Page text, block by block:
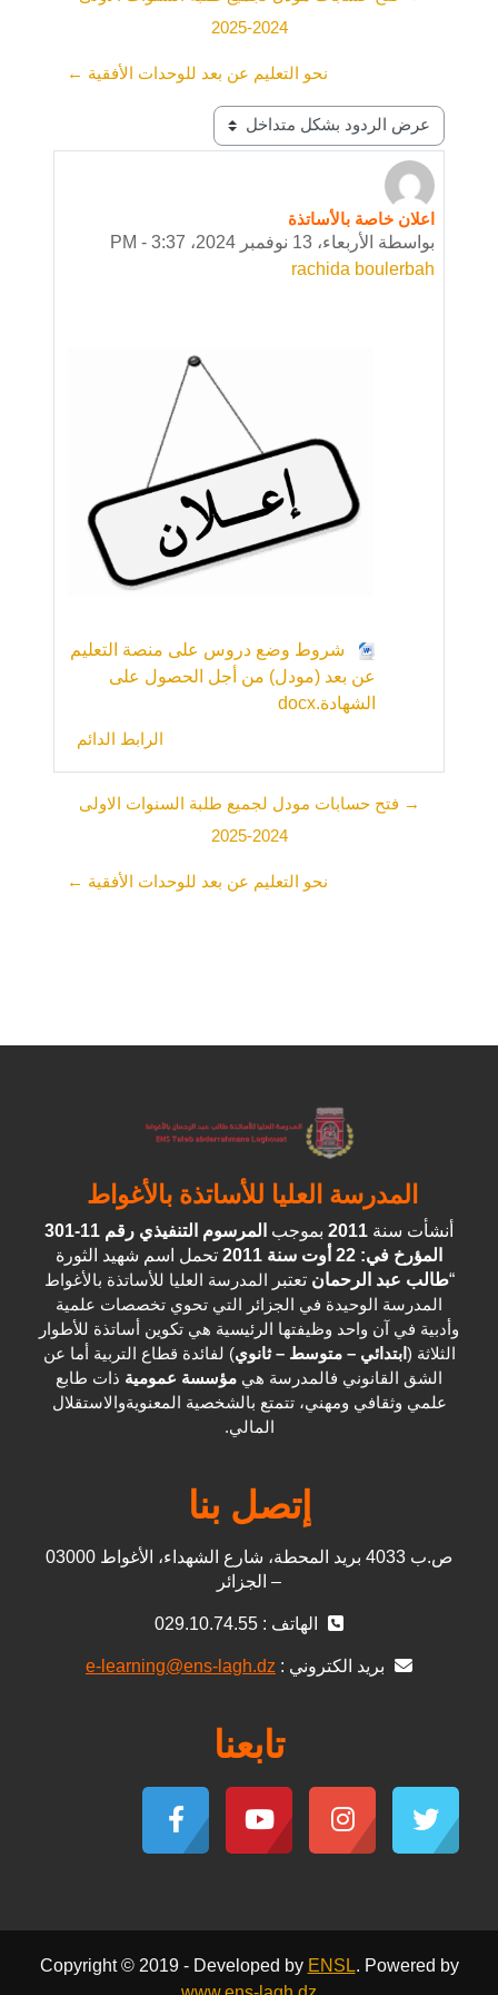
2024-2025
نحو التعليم عن بعد للوحدات الأفقية ←
نمط العرض
اعلان خاصة بالأساتذة
بواسطة الأربعاء، 13 نوفمبر 2024، 3:37 PM
-
rachida boulerbah
عدد الردود: 0
شروط وضع دروس على منصة التعليم
عن بعد (مودل) من أجل الحصول على
الشهادة.docx
الرابط الدائم
→ فتح حسابات مودل لجميع طلبة السنوات الاولى
2024-2025
نحو التعليم عن بعد للوحدات الأفقية ←
المدرسة العليا للأساتذة بالأغواط
أنشأت سنة 2011 بموجب
المرسوم التنفيذي رقم 11-301
المؤرخ في: 22 أوت سنة 2011
تحمل اسم شهيد الثورة
“طالب عبد الرحمان تعتبر المدرسة العليا للأساتذة بالأغواط
المدرسة الوحيدة في الجزائر التي تحوي تخصصات علمية
وأدبية في آن واحد وظيفتها الرئيسية هي تكوين أساتذة للأطوار
الثلاثة ( ابتدائي – متوسط – ثانوي) لفائدة قطاع التربية أما عن
الشق القانوني فالمدرسة هي مؤسسة عمومية ذات طابع
علمي وثقافي ومهني، تتمتع بالشخصية المعنويةوالاستقلال
المالي.
إتصل بنا
ص.ب 4033 بريد المحطة، شارع الشهداء، الأغواط 03000
– الجزائر
الهاتف : 029.10.74.55
بريد الكتروني : e-learning@ens-lagh.dz
تابعنا
Copyright © 2019 - Developed by ENSL. Powered by